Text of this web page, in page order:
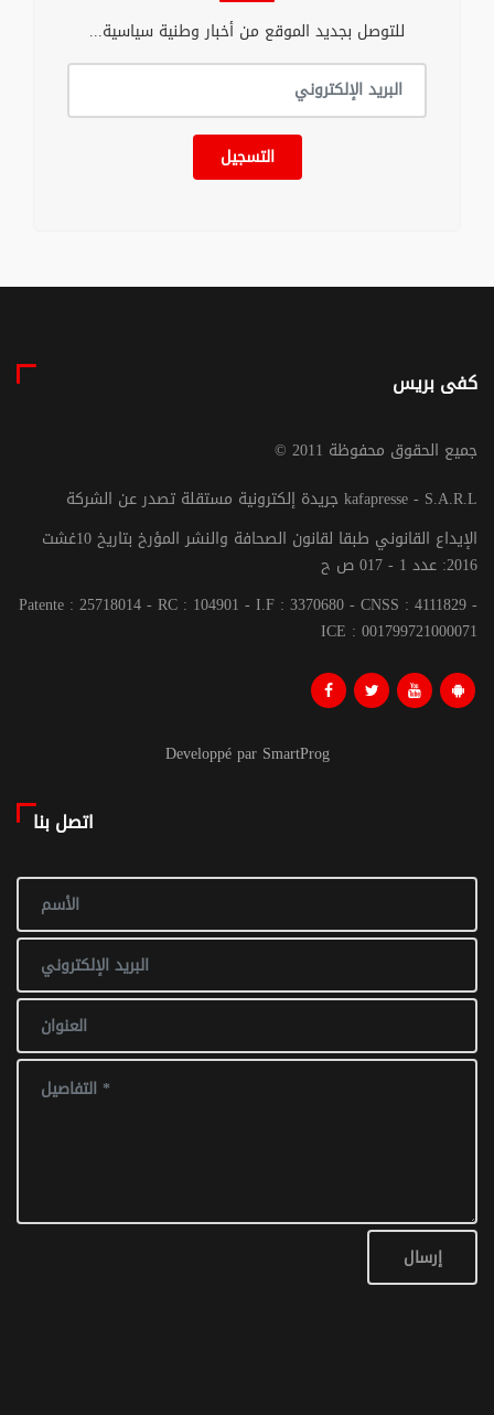
للتوصل بجديد الموقع من أخبار وطنية سياسية...
التسجيل
كفى بريس
© جميع الحقوق محفوظة 2011
جريدة إلكترونية مستقلة تصدر عن الشركة kafapresse - S.A.R.L
الإيداع القانوني طبقا لقانون الصحافة والنشر المؤرخ بتاريخ 10غشت
2016: عدد 1 - 017 ص ح
Patente : 25718014 - RC : 104901 - I.F : 3370680 - CNSS : 4111829 -
ICE : 001799721000071
Developpé par SmartProg
اتصل بنا